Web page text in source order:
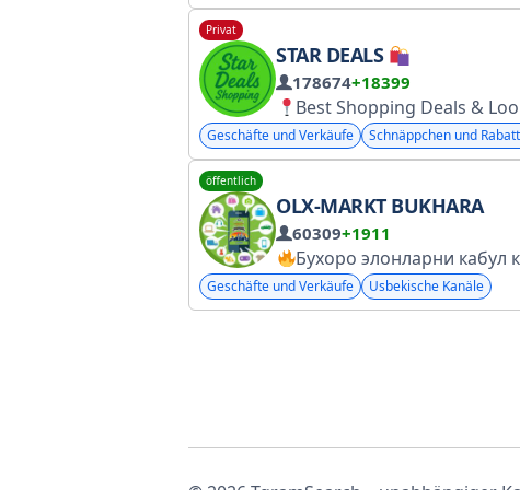
Privat
STAR DEALS
178674+18399
Best Shopping Deals & Loot Offers.
Geschäfte und Verkäufe Schnäppchen und
öffentlich
OLX-MARKT BUKHARA
60309+1911
Бухоро элонларни кабул киламиз ADMIN
Geschäfte und Verkäufe Usbekische Kanäle